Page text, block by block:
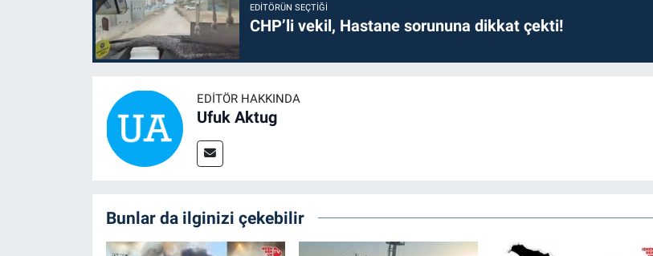
EDITÖRÜN SEÇTIĞI
CHP’li vekil, Hastane sorununa dikkat çekti!
EDITÖR HAKKINDA
Ufuk Aktug
Bunlar da ilginizi çekebilir